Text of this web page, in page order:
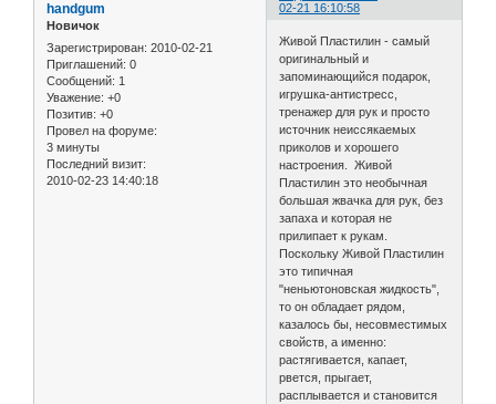
02-21 16:10:58
handgum
Новичок
Зарегистрирован: 2010-02-21
Приглашений: 0
Сообщений: 1
Уважение: +0
Позитив: +0
Провел на форуме:
3 минуты
Последний визит:
2010-02-23 14:40:18
Живой Пластилин - самый
оригинальный и
запоминающийся подарок,
игрушка-антистресс,
тренажер для рук и просто
источник неиссякаемых
приколов и хорошего
настроения. Живой
Пластилин это необычная
большая жвачка для рук, без
запаха и которая не
прилипает к рукам.
Поскольку Живой Пластилин
это типичная
"неньютоновская жидкость",
то он обладает рядом,
казалось бы, несовместимых
свойств, а именно:
растягивается, капает,
рвется, прыгает,
расплывается и становится